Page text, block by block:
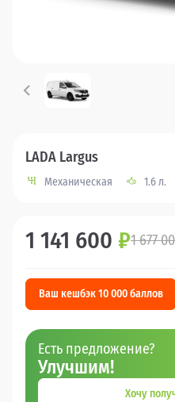
LADA Largus
Механическая 1.6 л.
1 141 600 ₽1 677
Ваш кешбэк 10 000 баллов
Есть предложение?
Улучшим!
Хочу